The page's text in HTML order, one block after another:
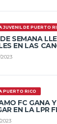
JUVENIL DE PUERTO
SEMANA
EN LAS
2023
PUERTO RICO
FC GANA
EN LA LPR